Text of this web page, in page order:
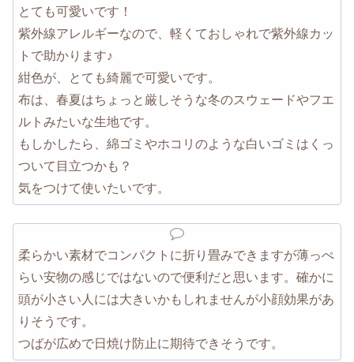
とても可愛いです！
紫外線アレルギーなので、軽くておしゃれで紫外線カッ
トで助かります♪
紺色が、とても綺麗で可愛いです。
布は、春夏はちょっと厳しそうな冬のスウェードやフエ
ルトみたいな生地です。
もしかしたら、綿ゴミやホコリのような白いゴミはくっ
ついて目立つかも？
気をつけて使いたいです。
柔らかい素材でコンパクトに折り畳みできますが薄っぺ
らい安物の感じではないので便利だと思います。確かに
頭が小さい人には大きいかもしれませんが小顔効果があ
りそうです。
つばが広めで日焼け防止に期待できそうです。